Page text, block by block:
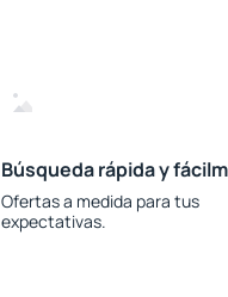
Búsqueda rápida y
Ofertas a medida para tus
expectativas.